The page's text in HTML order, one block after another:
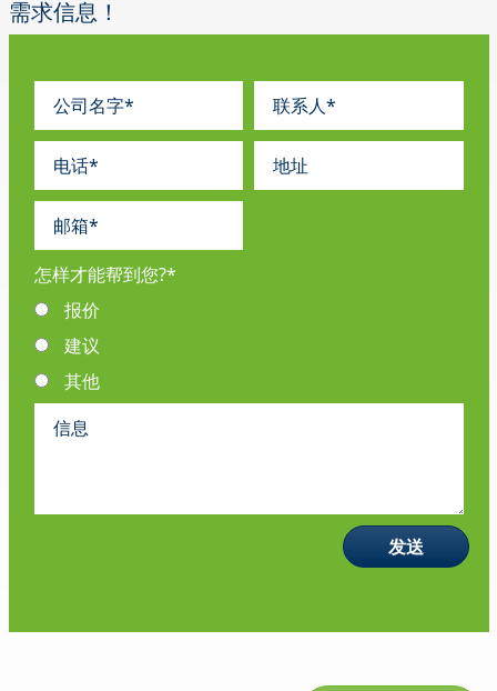
需求信息！
怎样才能帮到您?*
报价
建议
其他